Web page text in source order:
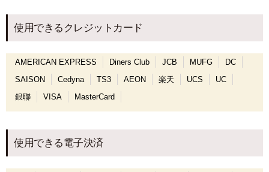
使用できるクレジットカード
AMERICAN EXPRESS Diners Club JCB MUFG
DC
SAISON
Cedyna TS3 AEON 楽天 UCS
UC
銀聯
VISA MasterCard
使用できる電子決済